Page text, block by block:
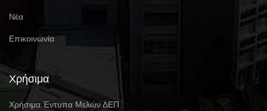
Νέα
Επικοινωνία
Χρήσιμα
Χρήσιμα Έντυπα Μελών ΔΕΠ